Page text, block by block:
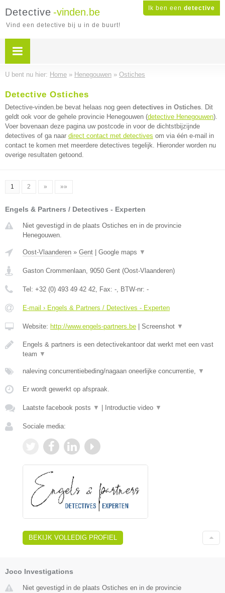
Ik ben een detective
Detective -vinden.be
Vind een detective bij u in de buurt!
U bent nu hier: Home » Henegouwen » Ostiches
Detective Ostiches
Detective-vinden.be bevat helaas nog geen detectives in Ostiches. Dit
geldt ook voor de gehele provincie Henegouwen (detective Henegouwen).
Voer bovenaan deze pagina uw postcode in voor de dichtstbijzijnde
detectives of ga naar direct contact met detectives om via één e-mail in
contact te komen met meerdere detectives tegelijk. Hieronder worden nu
overige resultaten getoond.
1 2 » »»
Engels & Partners / Detectives - Experten
Niet gevestigd in de plaats Ostiches en in de provincie
Henegouwen.
Oost-Vlaanderen » Gent Google maps ▼
Gaston Crommenlaan, 9050 Gent (Oost-Vlaanderen)
Tel: +32 (0) 493 49 42 42, Fax: -, BTW-nr: -
E-mail › Engels & Partners / Detectives - Experten
Website: http://www.engels-partners.be Screenshot ▼
Engels & partners is een detectivekantoor dat werkt met een vast
team ▼
naleving concurrentiebeding/nagaan oneerlijke concurrentie, ▼
Er wordt gewerkt op afspraak.
Laatste facebook posts ▼ Introductie video ▼
Sociale media:
BEKIJK VOLLEDIG PROFIEL
Joco Investigations
Niet gevestigd in de plaats Ostiches en in de provincie